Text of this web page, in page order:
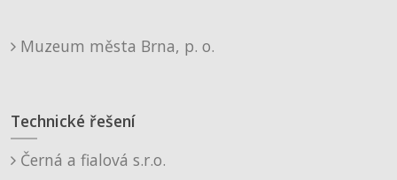
Muzeum města Brna, p. o.
Technické řešení
Černá a fialová s.r.o.